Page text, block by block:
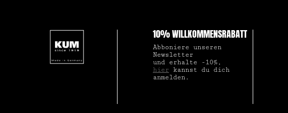
10% WILLKOMMENSRABATT
Abboniere unseren
Newsletter
und erhalte -10%,
hier kannst du dich
anmelden.